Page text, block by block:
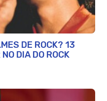
DE ROCK? 13
DIA DO ROCK